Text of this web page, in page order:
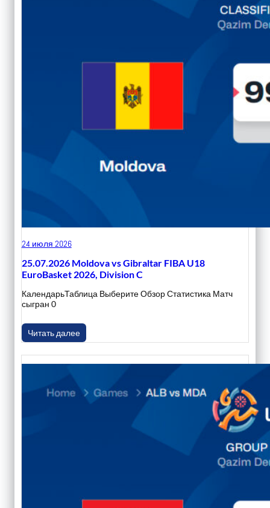
24 июля 2026
25.07.2026 Moldova vs Gibraltar FIBA U18
EuroBasket 2026, Division C
КалендарьТаблица Выберите Обзор Статистика Матч
сыгран 0
Читать далее